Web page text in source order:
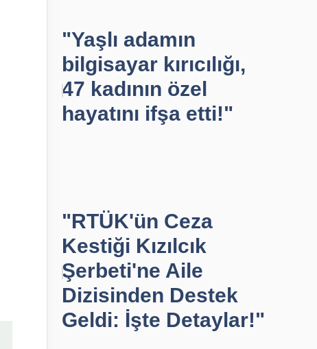
"Yaşlı adamın
bilgisayar kırıcılığı,
47 kadının özel
hayatını ifşa etti!"
"RTÜK'ün Ceza
Kestiği Kızılcık
Şerbeti'ne Aile
Dizisinden Destek
Geldi: İşte Detaylar!"